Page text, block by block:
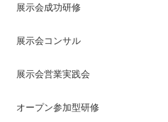
展示会成功研修
展示会コンサル
展示会営業実践会
オープン参加型研修